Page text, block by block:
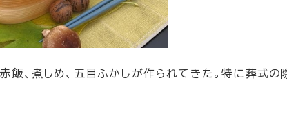
、煮しめ、五目ふかしが作られてきた。特に葬式の